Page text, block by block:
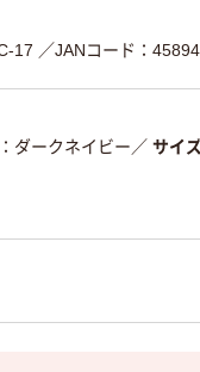
17 ／JANコード：
ダークネイビー ／ サイ